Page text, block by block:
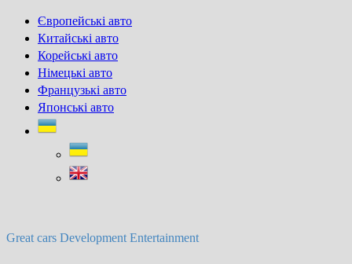
Skip
content
Європейські авто
Китайські авто
Корейські авто
Німецькі авто
Французькі авто
Японські авто
Great cars Development Entertainment